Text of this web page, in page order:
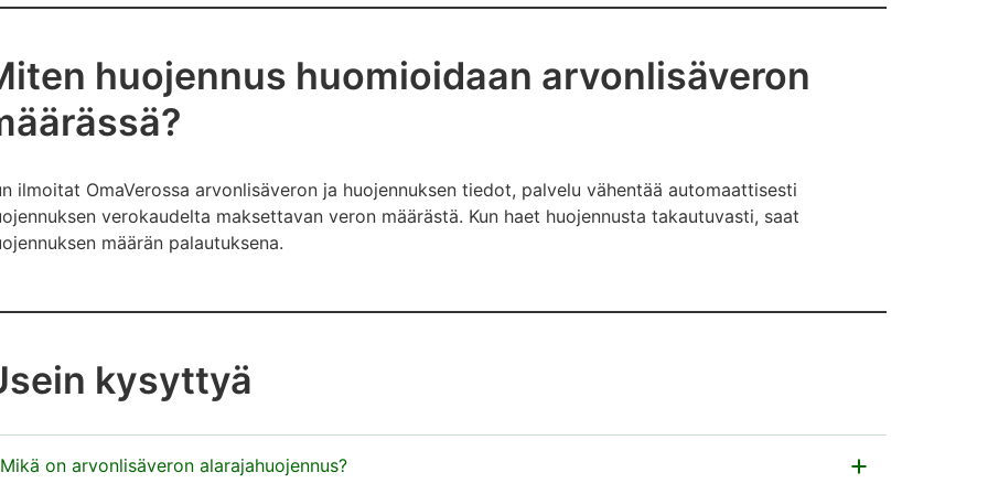
huojennus huomioidaan arvonlisäveron
ilmoitat OmaVerossa arvonlisäveron ja huojennuksen tiedot, palvelu vähentää automaattisesti
verokaudelta maksettavan veron määrästä. Kun haet huojennusta takautuvasti, saat
määrän palautuksena.
kysyttyä
Mikä on arvonlisäveron alarajahuojennus?